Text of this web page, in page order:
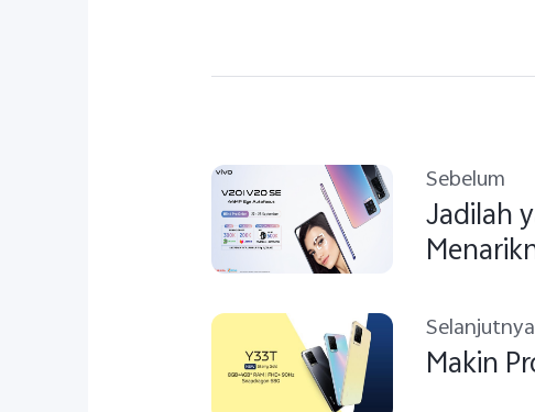
Sebelum
Jadilah
Selanjutnya
Makin